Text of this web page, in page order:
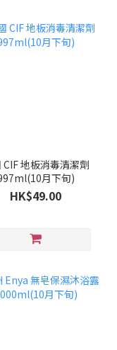
CIF 地板消毒清潔劑
月下旬)
HK$49.00